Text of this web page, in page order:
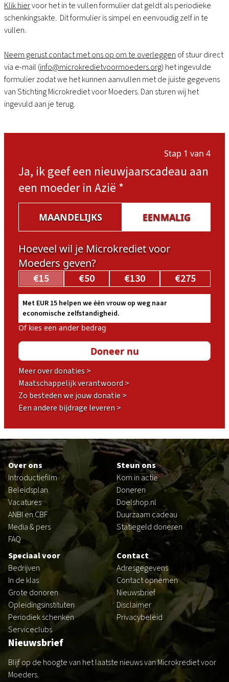
Klik hiervoor het in te vullen formulier dat geldt als periodieke
schenkingsakte. Dit formulier is simpel en eenvoudig zelf in te
vullen.
Neem gerust contact met ons op om te overleggen of stuur direct
via e-mail (info@microkredietvoormoeders.org) het ingevulde
formulier zodat we het kunnen aanvullen met de juiste gegevens
van Stichting Microkrediet voor Moeders. Dan sturen wij het
ingevuld aan je terug.
Stap 1 van 4
Ja, ik geef een nieuwjaarscadeau aan
een moeder in Azië *
MAANDELIJKS EENMALIG
Hoeveel wil je Microkrediet voor
Moeders geven?
€15 €50 €130 €275
Met EUR 15 helpen we ėėn vrouw op weg naar
economische zelfstandigheid.
Of kies een ander bedrag
Meer over donaties >
Maatschappelijk verantwoord >
Zo besteden we jouw donatie >
Een andere bijdrage leveren >
Footer
Over ons
Introductiefilm
Beleidsplan
Vacatures
ANBI en CBF
Media & pers
FAQ
Steun ons
Kom in actie
Doneren
Doelshop.nl
Duurzaam cadeau
Statiegeld doneren
Speciaal voor
Bedrijven
In de klas
Grote donoren
Opleidingsinstituten
Periodiek schenken
Serviceclubs
Contact
Adresgegevens
Contact opnemen
Nieuwsbrief
Disclaimer
Privacybeleid
Nieuwsbrief
Blijf op de hoogte van het laatste nieuws van Microkrediet voor
Moeders.